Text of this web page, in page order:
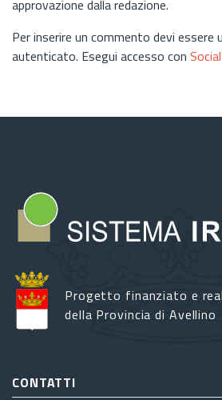
approvazione dalla redazione.
Per inserire un commento devi essere
autenticato. Esegui accesso con
Progetto finanziato e
della Provincia di Avellino
CONTATTI